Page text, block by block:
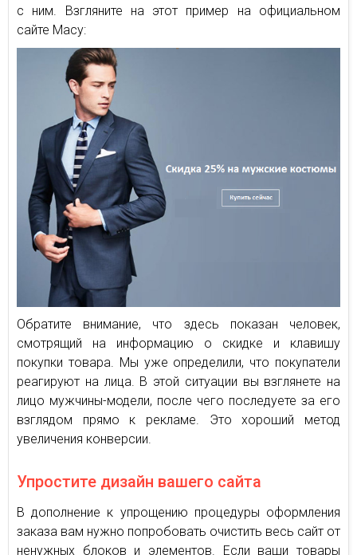
с ним. Взгляните на этот пример на официальном
сайте Macy:
Обратите внимание, что здесь показан человек,
смотрящий на информацию о скидке и клавишу
покупки товара. Мы уже определили, что покупатели
реагируют на лица. В этой ситуации вы взглянете на
лицо мужчины-модели, после чего последуете за его
взглядом прямо к рекламе. Это хороший метод
увеличения конверсии.
Упростите дизайн вашего сайта
В дополнение к упрощению процедуры оформления
заказа вам нужно попробовать очистить весь сайт от
ненужных блоков и элементов. Если ваши товары